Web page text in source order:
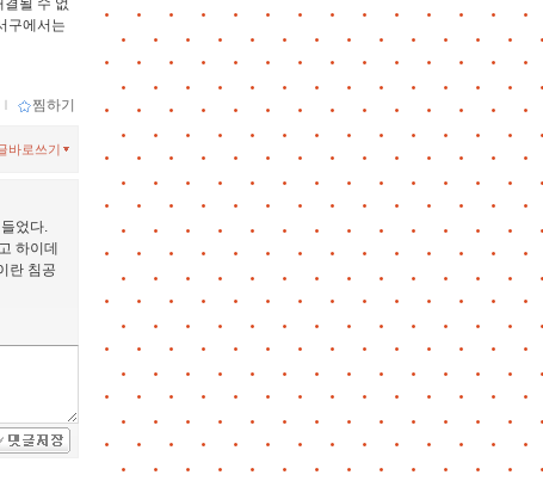
될 수 없
구에서는
ｌ 찜하기
바로쓰기
었다.
하이데
란 침공